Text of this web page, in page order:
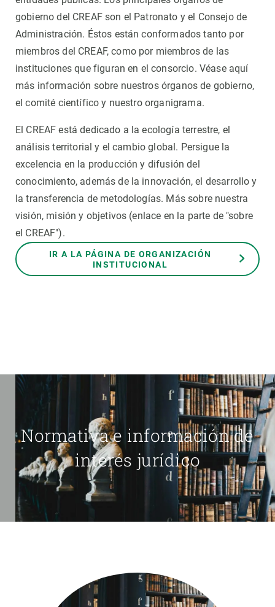
gobierno del CREAF son el Patronato y el Consejo de
Administración. Éstos están conformados tanto por
miembros del CREAF, como por miembros de las
instituciones que figuran en el consorcio. Véase aquí
más información sobre nuestros órganos de gobierno,
el comité científico y nuestro organigrama.
El CREAF está dedicado a la ecología terrestre, el
análisis territorial y el cambio global. Persigue la
excelencia en la producción y difusión del
conocimiento, además de la innovación, el desarrollo y
la transferencia de metodologías. Más sobre nuestra
visión, misión y objetivos (enlace en la parte de "sobre
el CREAF").
IR A LA PÁGINA DE ORGANIZACIÓN
INSTITUCIONAL
Normativa e información de
interés jurídico